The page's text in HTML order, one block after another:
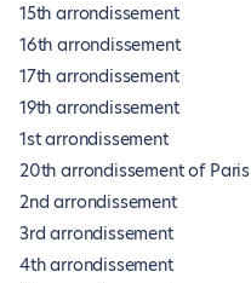
15th arrondissement
16th arrondissement
17th arrondissement
19th arrondissement
1st arrondissement
20th arrondissement of Paris
2nd arrondissement
3rd arrondissement
4th arrondissement